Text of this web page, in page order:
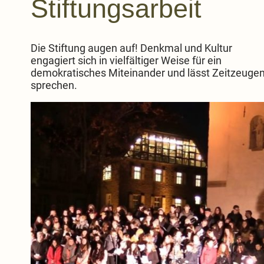
Stiftungsarbeit
Die Stiftung augen auf! Denkmal und Kultur
engagiert sich in vielfältiger Weise für ein
demokratisches Miteinander und lässt
sprechen.